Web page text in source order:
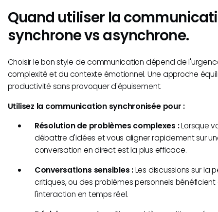
Quand utiliser la
synchrone vs asynchrone.
Choisir le bon style de communication dépend de
complexité et du contexte émotionnel. Une approche
productivité sans provoquer d'épuisement.
Utilisez la communication synchronisée pour :
Résolution de problèmes complexes :Lorsque
débattre d'idées et vous aligner rapidement sur
conversation en direct est la plus efficace.
Conversations sensibles :Les discussions sur la
critiques, ou des problèmes personnels
l'interaction en temps réel.